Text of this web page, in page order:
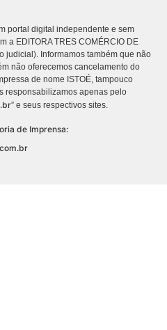
portal digital independente e sem
a EDITORA TRES COMÉRCIO DE
judicial). Informamos também que não
não oferecemos cancelamento do
de nome ISTOÉ, tampouco
responsabilizamos apenas pelo
” e seus respectivos sites.
de Imprensa: